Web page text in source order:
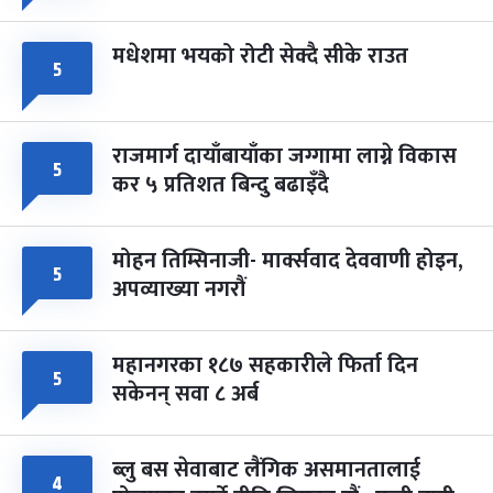
५ मधेशमा भयको रोटी सेक्दै सीके राउत
५ राजमार्ग दायाँबायाँका जग्गामा लाग्ने विकास
कर ५ प्रतिशत बिन्दु बढाइँदै
५ मोहन तिम्सिनाजी- मार्क्सवाद देववाणी होइन,
अपव्याख्या नगरौं
५ महानगरका १८७ सहकारीले फिर्ता दिन
सकेनन् सवा ८ अर्ब
४ ब्लु बस सेवाबाट लैंगिक असमानतालाई